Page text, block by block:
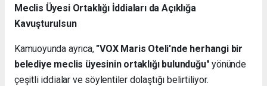
Meclis Üyesi Ortaklığı İddiaları da Açıklığa
Kavuşturulsun
Kamuoyunda ayrıca, "VOX Maris Oteli'nde herhangi bir
belediye meclis üyesinin ortaklığı bulunduğu" yönünde
çeşitli iddialar ve söylentiler dolaştığı belirtiliyor.